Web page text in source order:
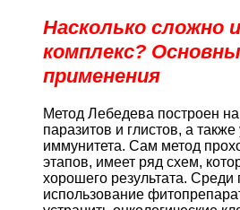
Насколько сложно
комплекс?
применения
Метод Лебедева построен
паразитов и глистов, а
иммунитета. Сам метод
этапов, имеет ряд схем,
хорошего результата. Среди
использование